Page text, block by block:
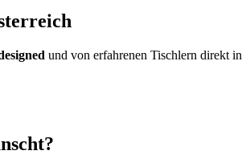
und von erfahrenen Tischlern direkt in